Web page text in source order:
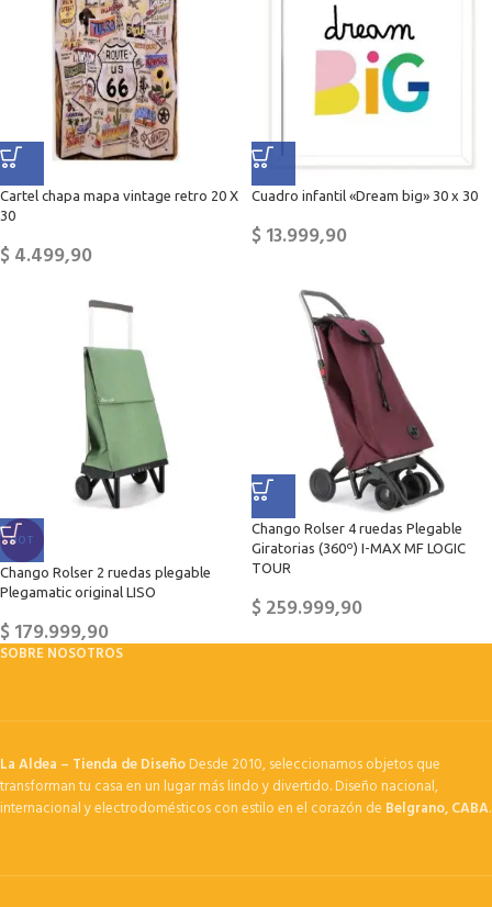
Cartel chapa mapa vintage retro 20 X
30
$4.499,90
Cuadro infantil «Dream big» 30 x 30
$13.999,90
HOT
Chango Rolser 2 ruedas plegable
Plegamatic original LISO
$179.999,90
Chango Rolser 4 ruedas Plegable
Giratorias (360º) I-MAX MF LOGIC
TOUR
$259.999,90
SOBRE NOSOTROS
La Aldea – Tienda de DiseñoDesde 2010, seleccionamos objetos que
transforman tu casa en un lugar más lindo y divertido. Diseño nacional,
internacional y electrodomésticos con estilo en el corazón de Belgrano, CABA.